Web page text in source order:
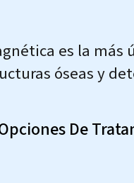
es la
óseas y
De